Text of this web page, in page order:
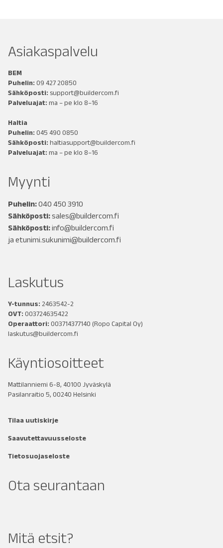
Asiakaspalvelu
BEM
Puhelin: 09 427 20850
Sähköposti: support@buildercom.fi
Palveluajat: ma – pe klo 8–16
Haltia
Puhelin: 045 490 0850
Sähköposti: haltiasupport@buildercom.fi
Palveluajat: ma – pe klo 8–16
Myynti
Puhelin:040 450 3910
Sähköposti:sales@buildercom.fi
Sähköposti:info@buildercom.fi
ja etunimi.sukunimi@buildercom.fi
Laskutus
Y-tunnus: 2463542-2
OVT: 003724635422
Operaattori: 003714377140 (Ropo Capital Oy)
laskutus@buildercom.fi
Käyntiosoitteet
Mattilanniemi 6-8, 40100 Jyväskylä
Pasilanraitio 5, 00240 Helsinki
Tilaa uutiskirje
Saavutettavuusseloste
Tietosuojaseloste
Ota seurantaan
Mitä etsit?